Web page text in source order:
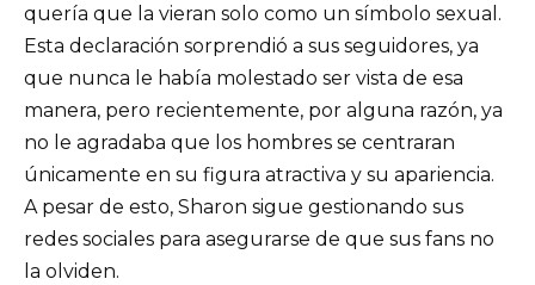
quería que la vieran solo como un símbolo sexual.
Esta declaración sorprendió a sus seguidores, ya
que nunca le había molestado ser vista de esa
manera, pero recientemente, por alguna razón, ya
no le agradaba que los hombres se centraran
únicamente en su figura atractiva y su apariencia.
A pesar de esto, Sharon sigue gestionando sus
redes sociales para asegurarse de que sus fans no
la olviden.